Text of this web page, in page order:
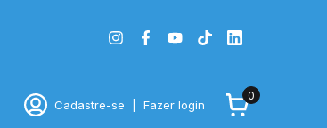
Cadastre-se Fazer login
0